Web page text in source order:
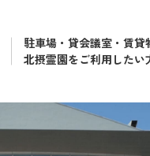
駐車場・貸会議室・賃貸
北摂霊園をご利用したい